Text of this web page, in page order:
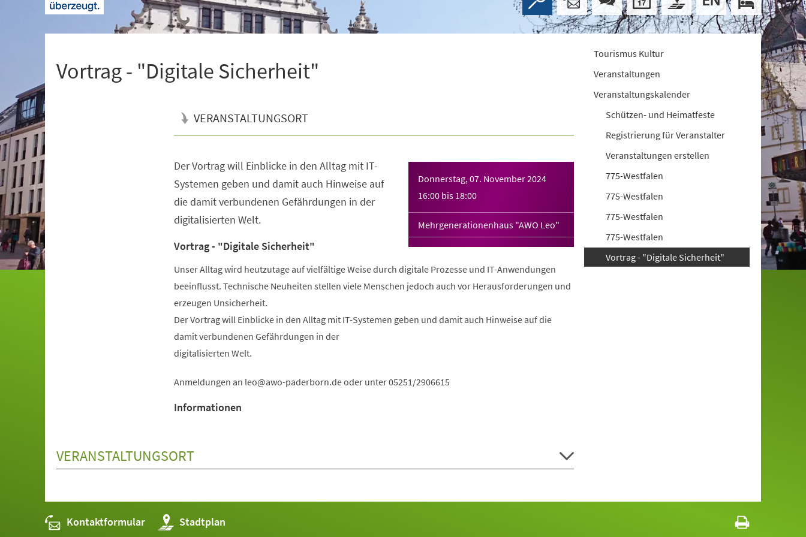
Vortrag - "Digitale Sicherheit"
VERANSTALTUNGSORT
Donnerstag, 07. November 2024
16:00 bis 18:00
Mehrgenerationenhaus "AWO Leo"
Der Vortrag will Einblicke in den Alltag mit IT-
Systemen geben und damit auch Hinweise auf
die damit verbundenen Gefährdungen in der
digitalisierten Welt.
Vortrag - "Digitale Sicherheit"
Unser Alltag wird heutzutage auf vielfältige Weise durch digitale Prozesse und IT-Anwendungen
beeinflusst. Technische Neuheiten stellen viele Menschen jedoch auch vor Herausforderungen und
erzeugen Unsicherheit.
Der Vortrag will Einblicke in den Alltag mit IT-Systemen geben und damit auch Hinweise auf die
damit verbundenen Gefährdungen in der
digitalisierten Welt.
Anmeldungen an leo awo-paderborn deoder unter 05251/2906615
Informationen
VERANSTALTUNGSORT
Tourismus Kultur
Veranstaltungen
Veranstaltungskalender
Schützen- und Heimatfeste
Registrierung für Veranstalter
Veranstaltungen erstellen
775-Westfalen
775-Westfalen
775-Westfalen
775-Westfalen
Vortrag - "Digitale Sicherheit"
Kontaktformular Stadtplan
(Öffnet
in